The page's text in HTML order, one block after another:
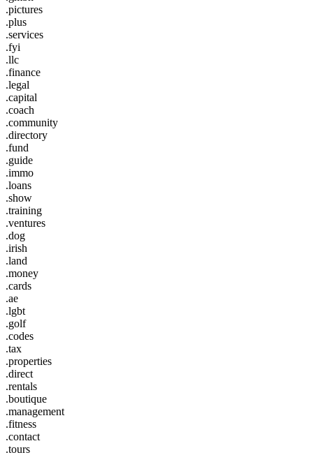
.pictures
.plus
.services
.fyi
.llc
.finance
.legal
.capital
.coach
.community
.directory
.fund
.guide
.immo
.loans
.show
.training
.ventures
.dog
.irish
.land
.money
.cards
.ae
.lgbt
.golf
.codes
.tax
.properties
.direct
.rentals
.boutique
.management
.fitness
.contact
.tours